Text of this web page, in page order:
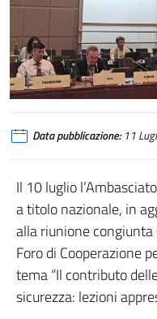
Data pubblicazione:11
Il 10 luglio
a titolo nazionale, in
alla riunione
Foro di Cooperazione
tema “Il contributo
sicurezza: lezioni